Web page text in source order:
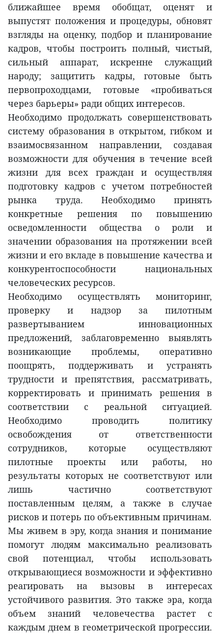
ближайшее время обобщат, оценят и
выпустят положения и процедуры, обновят
взгляды на оценку, подбор и планирование
кадров, чтобы построить полный, чистый,
сильный аппарат, искренне служащий
народу; защитить кадры, готовые быть
первопроходцами, готовые «пробиваться
через барьеры» ради общих интересов.
Необходимо продолжать совершенствовать
систему образования в открытом, гибком и
взаимосвязанном направлении, создавая
возможности для обучения в течение всей
жизни для всех граждан и осуществляя
подготовку кадров с учетом потребностей
рынка труда. Необходимо принять
конкретные решения по повышению
осведомленности общества о роли и
значении образования на протяжении всей
жизни и его вкладе в повышение качества и
конкурентоспособности национальных
человеческих ресурсов.
Необходимо осуществлять мониторинг,
проверку и надзор за пилотным
развертыванием инновационных
предложений, заблаговременно выявлять
возникающие проблемы, оперативно
поощрять, поддерживать и устранять
трудности и препятствия, рассматривать,
корректировать и принимать решения в
соответствии с реальной ситуацией.
Необходимо проводить политику
освобождения от ответственности
сотрудников, которые осуществляют
пилотные проекты или работы, но
результаты которых не соответствуют или
лишь частично соответствуют
поставленным целям, а также в случае
рисков и потерь по объективным причинам.
Мы живем в эру, когда знания и понимание
помогут людям максимально реализовать
свой потенциал, чтобы использовать
открывающиеся возможности и эффективно
реагировать на вызовы в интересах
устойчивого развития. Это также эра, когда
объем знаний человечества растет с
каждым днем в геометрической прогрессии.